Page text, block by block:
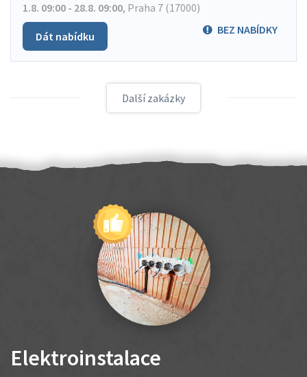
1.8. 09:00 - 28.8. 09:00, Praha 7 (17000)
BEZ NABÍDKY
Dát nabídku
Další zakázky
Elektroinstalace